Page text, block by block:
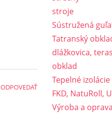
ODPOVEDAŤ
stroje
Sústružená
Tatranský
dlážkovica,
obklad
Tepelné izolácie
FKD, NatuRoll,
Výroba a